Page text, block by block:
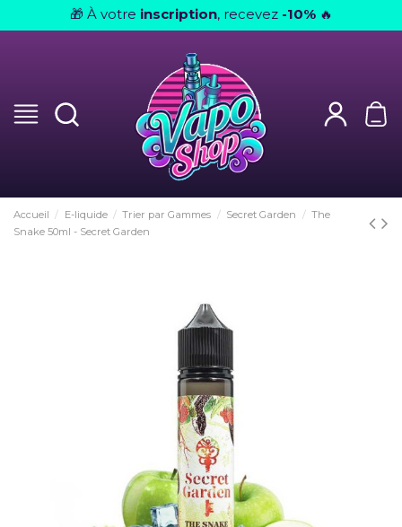
🎁 À votre inscription, recevez -10% 🔥
Accueil E-liquide Trier par Gammes Secret Garden
The
Snake 50ml - Secret Garden